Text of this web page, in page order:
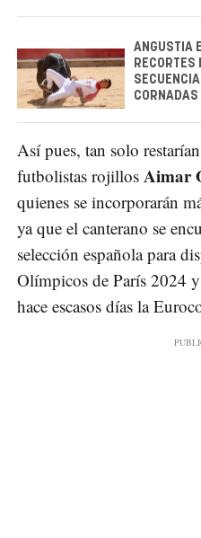
ANGUSTIA
RECORTES
CORNADAS
Así pues, tan solo
futbolistas rojillos Aimar
quienes se incorporarán
ya que el canterano se
selección española para
Olímpicos de París 2024
hace escasos días la